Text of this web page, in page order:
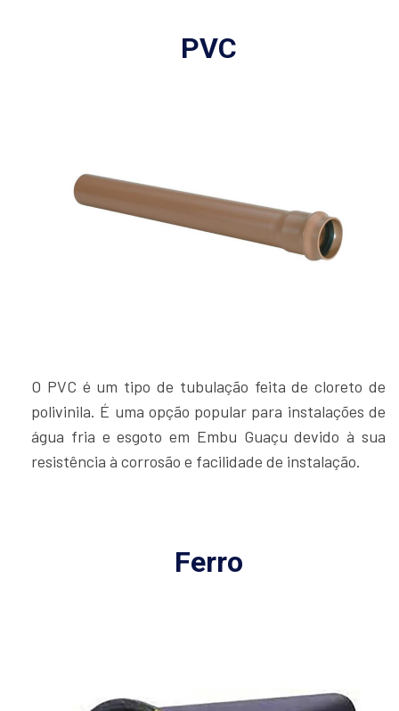
PVC
O PVC é um tipo de tubulação feita de cloreto de
polivinila. É uma opção popular para instalações de
água fria e esgoto em Embu Guaçu devido à sua
resistência à corrosão e facilidade de instalação.
Ferro